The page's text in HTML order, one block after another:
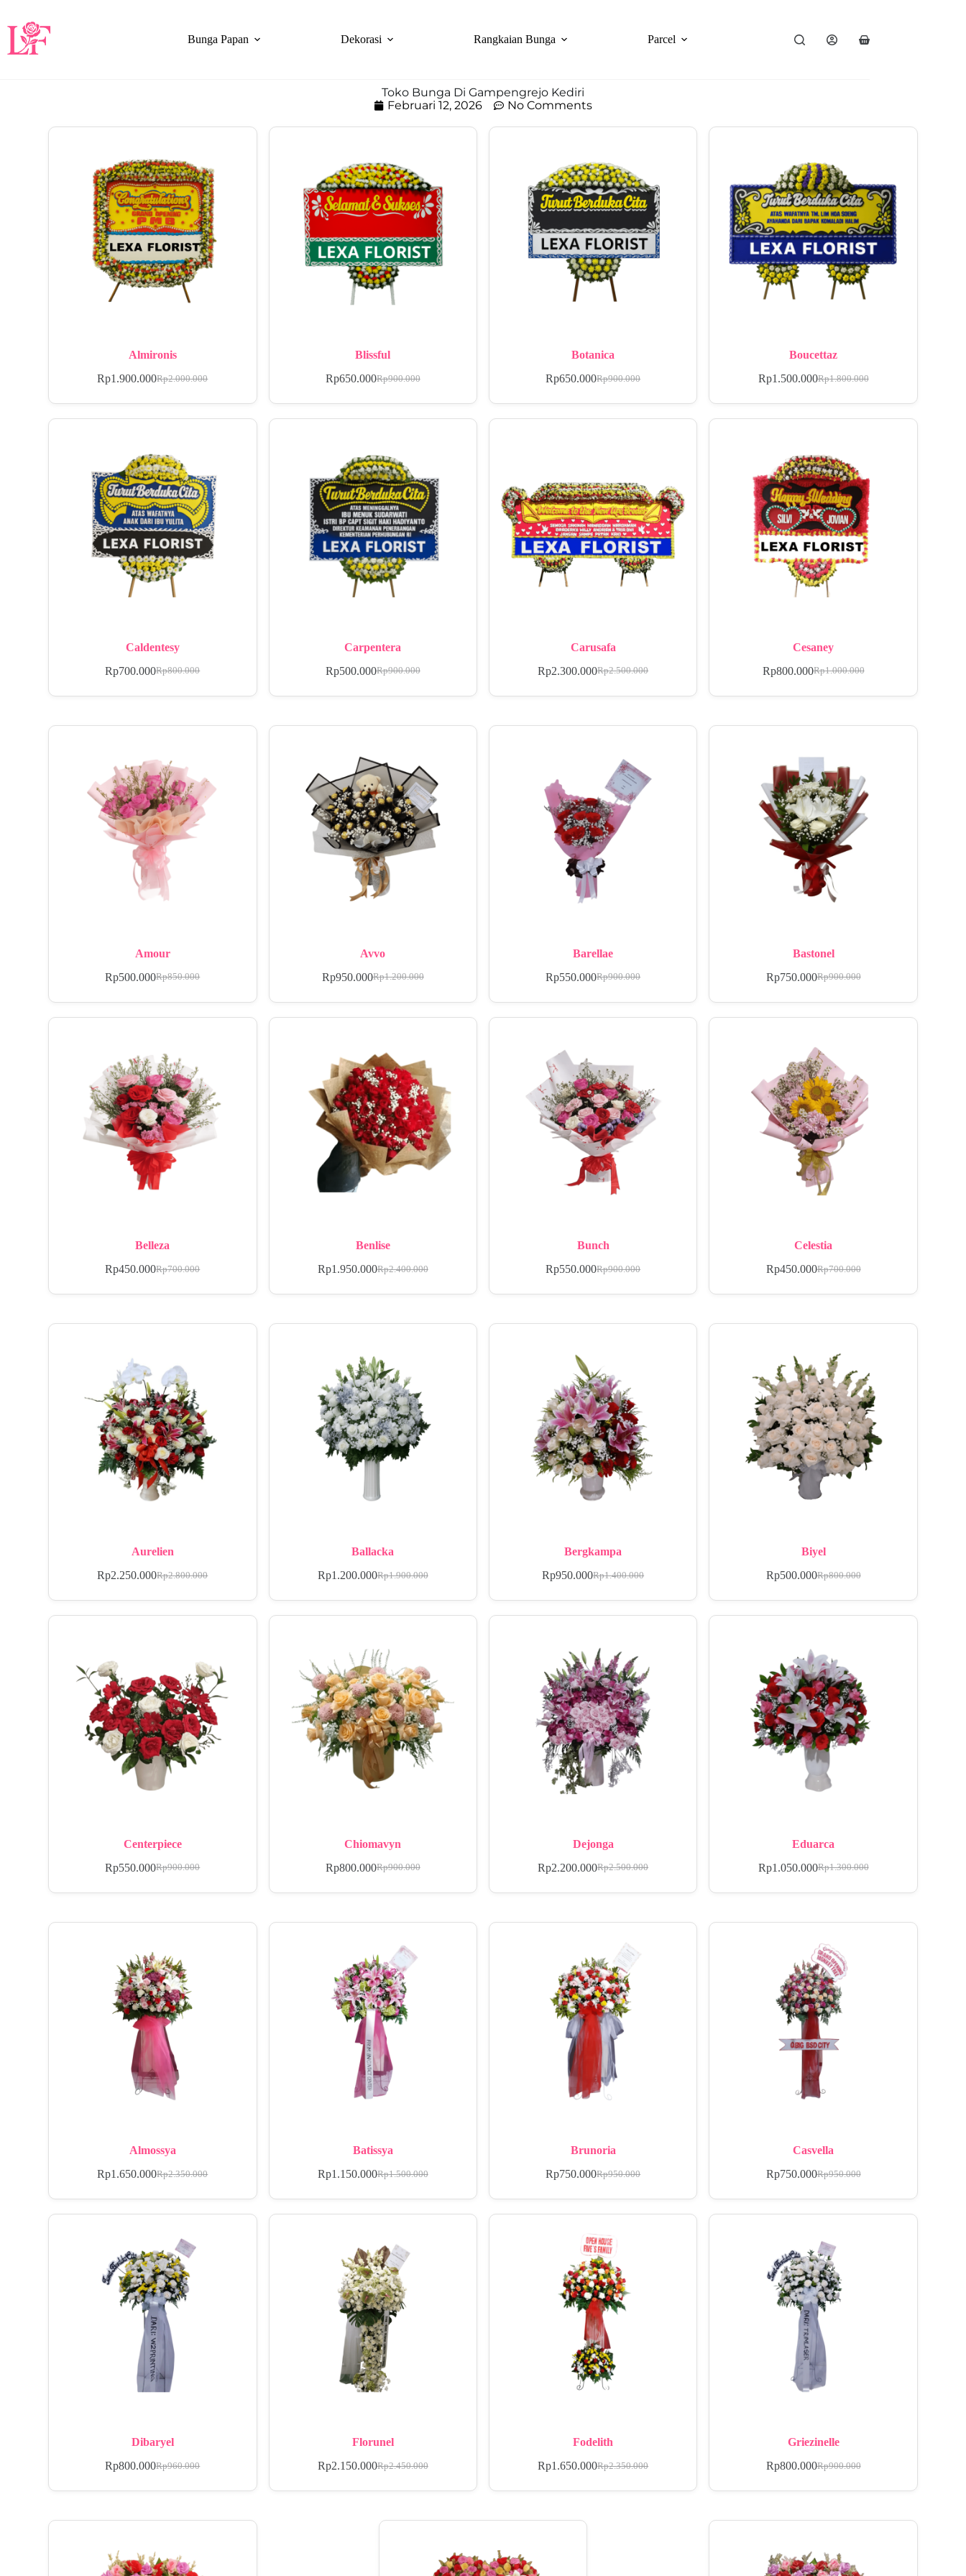
Bunga Papan Dekorasi Rangkaian Bunga Parcel
Toko Bunga Di Gampengrejo Kediri
Februari 12, 2026
No Comments
Almironis
Rp2.000.000
Rp1.900.000
Blissful
Rp900.000
Rp650.000
Botanica
Rp900.000
Rp650.000
Boucettaz
Rp1.800.000
Rp1.500.000
Caldentesy
Rp800.000
Rp700.000
Carpentera
Rp900.000
Rp500.000
Carusafa
Rp2.500.000
Rp2.300.000
Cesaney
Rp1.000.000
Rp800.000
Amour
Rp850.000
Rp500.000
Avvo
Rp1.200.000
Rp950.000
Barellae
Rp900.000
Rp550.000
Bastonel
Rp900.000
Rp750.000
Belleza
Rp700.000
Rp450.000
Benlise
Rp2.400.000
Rp1.950.000
Bunch
Rp900.000
Rp550.000
Celestia
Rp700.000
Rp450.000
Aurelien
Rp2.800.000
Rp2.250.000
Ballacka
Rp1.900.000
Rp1.200.000
Bergkampa
Rp1.400.000
Rp950.000
Biyel
Rp800.000
Rp500.000
Centerpiece
Rp900.000
Rp550.000
Chiomavyn
Rp900.000
Rp800.000
Dejonga
Rp2.500.000
Rp2.200.000
Eduarca
Rp1.300.000
Rp1.050.000
Almossya
Rp2.350.000
Rp1.650.000
Batissya
Rp1.500.000
Rp1.150.000
Brunoria
Rp950.000
Rp750.000
Casvella
Rp950.000
Rp750.000
Dibaryel
Rp960.000
Rp800.000
Florunel
Rp2.450.000
Rp2.150.000
Fodelith
Rp2.350.000
Rp1.650.000
Griezinelle
Rp900.000
Rp800.000